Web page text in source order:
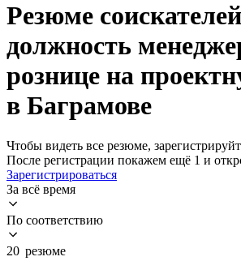
Резюме
должность
рознице на
в Баграмове
Чтобы видеть все резюме,
После регистрации покажем ещё 1 и
Зарегистрироваться
За всё время
По соответствию
20 резюме